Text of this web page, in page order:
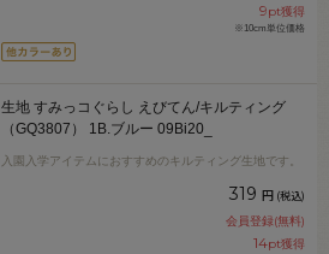
9pt獲得
※10cm単位価格
生地 すみっコぐらし えびてん/キルティング
（GQ3807） 1B.ブルー 09Bi20_
入園入学アイテムにおすすめのキルティング生地です。
319 円 (税込)
会員登録(無料)
14pt獲得